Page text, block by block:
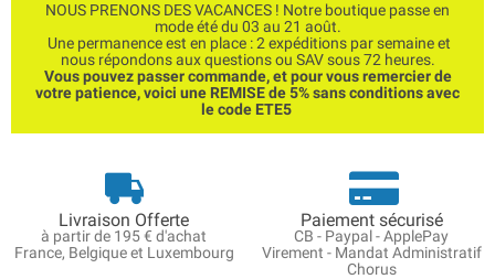
NOUS PRENONS DES VACANCES ! Notre boutique passe en
mode été du 03 au 21 août.
Une permanence est en place : 2 expéditions par semaine et
nous répondons aux questions ou SAV sous 72 heures.
Vous pouvez passer commande, et pour vous remercier de
votre patience, voici une REMISE de 5% sans conditions avec
le code ETE5
Livraison Offerte
à partir de 195 € d'achat
France, Belgique et Luxembourg
Paiement sécurisé
CB - Paypal - ApplePay
Virement - Mandat Administratif
Chorus